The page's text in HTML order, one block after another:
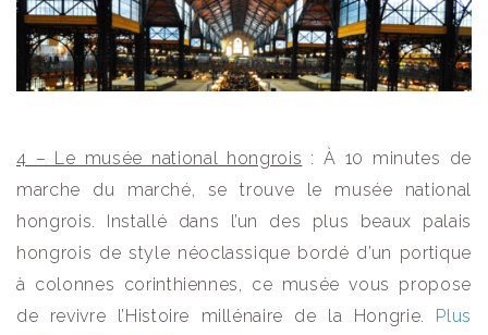
4 – Le musée national hongrois : À 10 minutes de
marche du marché, se trouve le musée national
hongrois. Installé dans l’un des plus beaux palais
hongrois de style néoclassique bordé d’un portique
à colonnes corinthiennes, ce musée vous propose
de revivre l’Histoire millénaire de la Hongrie. Plus